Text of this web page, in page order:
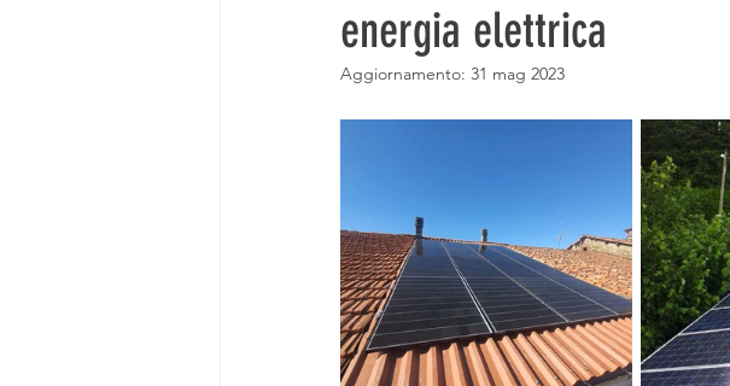
Batteria d'Accumulo Intervista
Fancoil Interventi in condominio
energia elettrica
Aggiornamento: 31 mag 2023